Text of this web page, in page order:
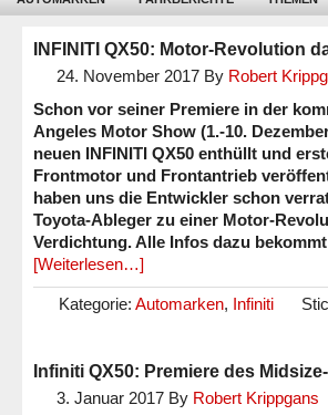
INFINITI QX50: Motor-Revolution
24. November 2017 By Robert
Schon vor seiner Premiere in der
Angeles Motor Show (1.-10.
neuen INFINITI QX50 enthüllt und
Frontmotor und Frontantrieb
haben uns die Entwickler schon
Toyota-Ableger zu einer Motor-
Verdichtung. Alle Infos dazu
[Weiterlesen…]
Kategorie: Automarken, Infiniti
Infiniti QX50: Premiere des
3. Januar 2017 By Robert Krippgans